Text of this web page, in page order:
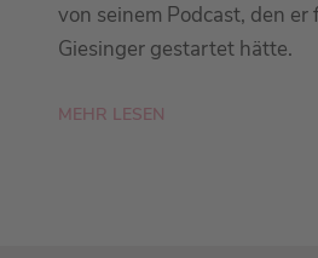
von seinem Podcast, den er
Giesinger gestartet hätte.
MEHR LESEN